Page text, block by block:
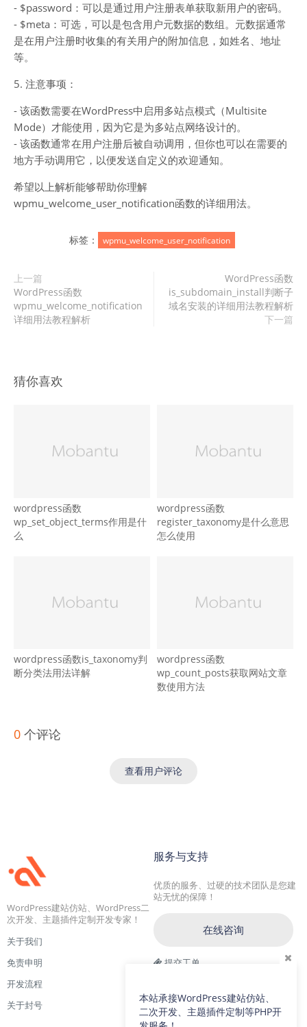
- $password：可以是通过用户注册表单获取新用户的密码。
- $meta：可选，可以是包含用户元数据的数组。元数据通常
是在用户注册时收集的有关用户的附加信息，如姓名、地址
等。
5. 注意事项：
- 该函数需要在WordPress中启用多站点模式（Multisite
Mode）才能使用，因为它是为多站点网络设计的。
- 该函数通常在用户注册后被自动调用，但你也可以在需要的
地方手动调用它，以便发送自定义的欢迎通知。
希望以上解析能够帮助你理解
wpmu_welcome_user_notification函数的详细用法。
标签： wpmu_welcome_user_notification
上一篇
WordPress函数
wpmu_welcome_notification
详细用法教程解析
WordPress函数
is_subdomain_install判断子
域名安装的详细用法教程解析
下一篇
猜你喜欢
wordpress函数
wp_set_object_terms作用是什
么
wordpress函数
register_taxonomy是什么意思
怎么使用
wordpress函数is_taxonomy判
断分类法用法详解
wordpress函数
wp_count_posts获取网站文章
数使用方法
0 个评论
查看用户评论
WordPress建站仿站、WordPress二
次开发、主题插件定制开发专家！
关于我们
免责申明
开发流程
关于封号
服务与支持
优质的服务、过硬的技术团队是您建
站无忧的保障！
在线咨询
提交工单
交流二群：64786792
本站承接WordPress建站仿站、
二次开发、主题插件定制等PHP开